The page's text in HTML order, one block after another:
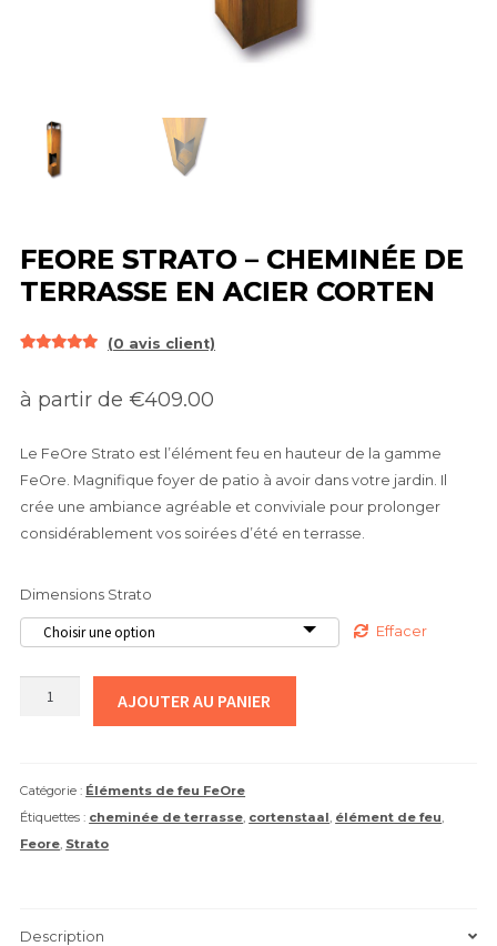
FEORE STRATO – CHEMINÉE DE
TERRASSE EN ACIER CORTEN
surnotation
(0 avis client)
à partir de €409.00
Le FeOre Strato est l’élément feu en hauteur de la gamme
FeOre. Magnifique foyer de patio à avoir dans votre jardin. Il
crée une ambiance agréable et conviviale pour prolonger
considérablement vos soirées d’été en terrasse.
Dimensions Strato
Effacer
quantité
-
Cheminée
de
acier
AJOUTER AU PANIER
Catégorie : Éléments de feu FeOre
Étiquettes : cheminée de terrasse cortenstaal élément de feu
Feore Strato
Description